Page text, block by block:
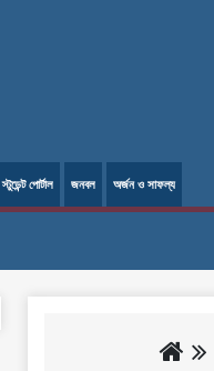
স্টুডেন্ট পোর্টাল জনবল অর্জন ও সাফল্য